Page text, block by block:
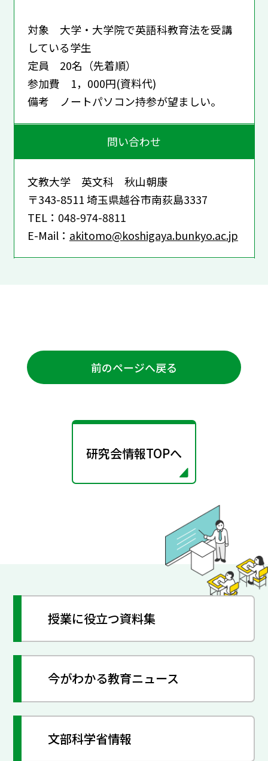
対象 大学・大学院で英語科教育法を受講
している学生
定員 20名（先着順）
参加費 1，000円(資料代)
備考 ノートパソコン持参が望ましい。
問い合わせ
文教大学 英文科 秋山朝康
〒343-8511 埼玉県越谷市南荻島3337
TEL：048-974-8811
E-Mail： akitomo@koshigaya.bunkyo.ac.jp
前のページへ戻る
研究会情報TOPへ
授業に役立つ資料集
今がわかる教育ニュース
文部科学省情報